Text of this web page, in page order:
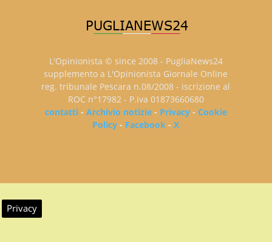
L'Opinionista © since 2008 - PugliaNews24
supplemento a L'Opinionista Giornale Online
reg. tribunale Pescara n.08/2008 - iscrizione al
ROC n°17982 - P.iva 01873660680
contatti- Archivio notizie- Privacy- Cookie
Policy - Facebook -X
Privacy